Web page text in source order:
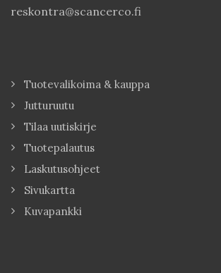
reskontra@scancerco.fi
Tuotevalikoima & kauppa
Jutturuutu
Tilaa uutiskirje
Tuotepalautus
Laskutusohjeet
Sivukartta
Kuvapankki